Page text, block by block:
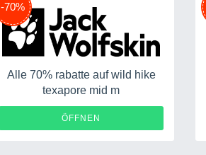
-70%
Alle 70% rabatte auf wild hike
texapore mid m
ÖFFNEN